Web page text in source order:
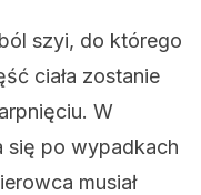
szyi, do którego
ciała zostanie
W
się po wypadkach
musiał